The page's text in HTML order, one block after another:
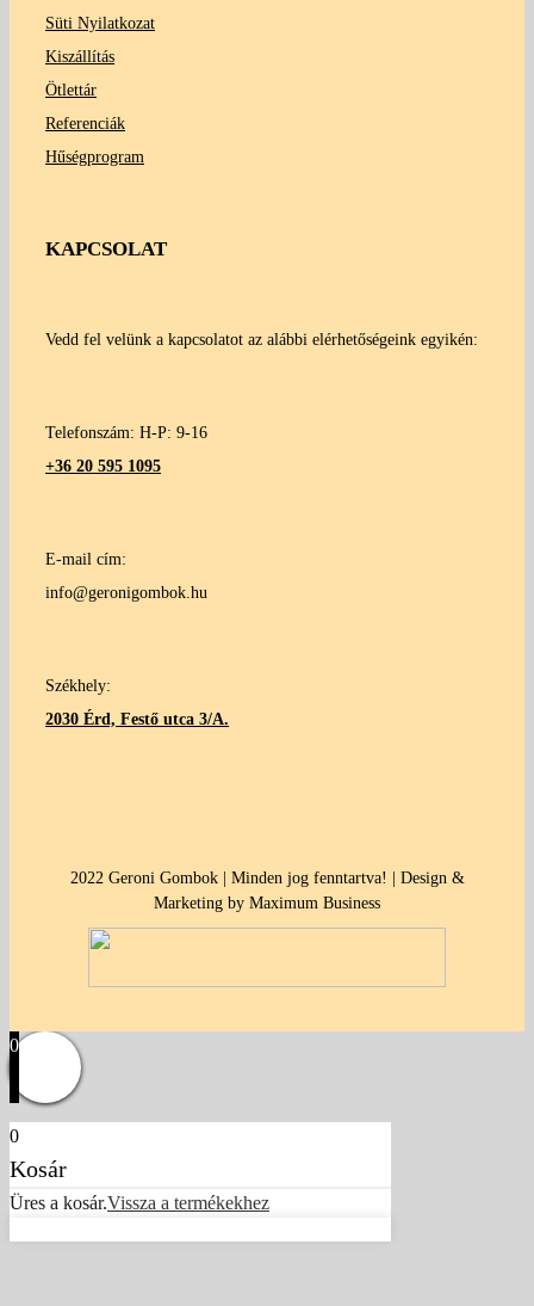
Süti Nyilatkozat
Kiszállítás
Ötlettár
Referenciák
Hűségprogram
KAPCSOLAT
Vedd fel velünk a kapcsolatot az alábbi elérhetőségeink egyikén:
Telefonszám: H-P: 9-16
+36 20 595 1095
E-mail cím:
info@geronigombok.hu
Székhely:
2030 Érd, Festő utca 3/A.
2022 Geroni Gombok | Minden jog fenntartva! | Design &
Marketing by Maximum Business
0
0
Kosár
Üres a kosár.Vissza a termékekhez